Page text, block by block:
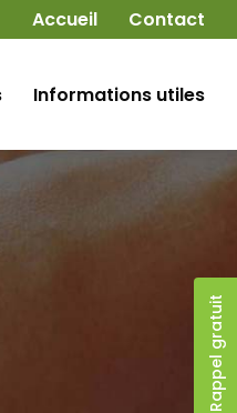
Navigation secondaire
Accueil Contact
Rappel gratuit
Informations utiles